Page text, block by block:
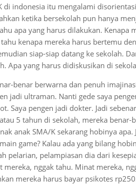
di indonesia itu mengalami
ketika bersekolah pun hanya
apa yang harus dilakukan. Kenapa
kenapa mereka harus bertemu
siap-siap datang ke sekolah.
Apa yang harus didiskusikan di
benar berwarna dan penuh
jadi ultraman. Nanti gede saya
Saya pengen jadi dokter. Jadi
5 tahun di sekolah, mereka benar-
anak SMA/K sekarang hobinya apa.
game? Kalau ada yang bilang
pelarian, pelampiasan dia dari
nggak tahu. Minat mereka,
mereka harus bayar psikotes